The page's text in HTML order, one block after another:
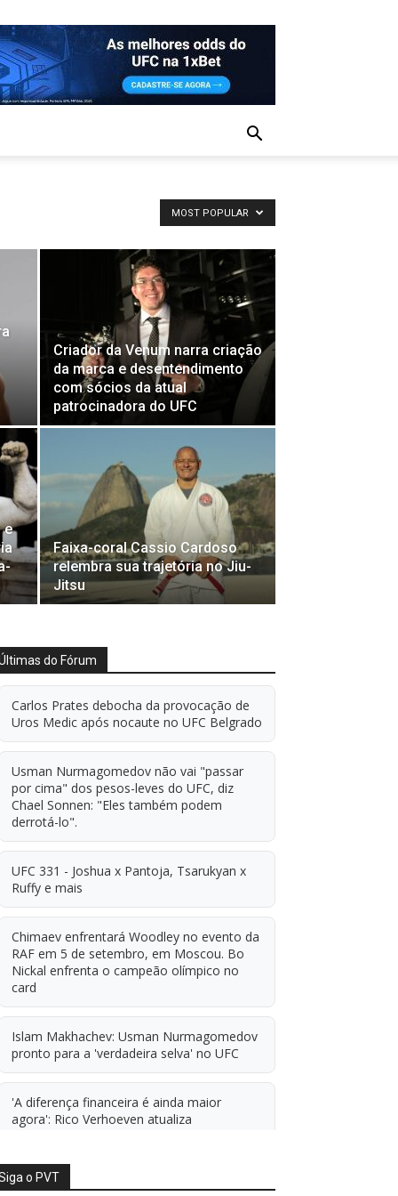
MOST POPULAR
Criador da Venum narra criação
da marca e desentendimento
com sócios da atual
patrocinadora do UFC
e
Faixa-coral Cassio Cardoso
relembra sua trajetória no Jiu-
Jitsu
do Fórum
Carlos Prates debocha da provocação de
Uros Medic após nocaute no UFC Belgrado
Usman Nurmagomedov não vai "passar
por cima" dos pesos-leves do UFC, diz
Chael Sonnen: "Eles também podem
derrotá-lo".
UFC 331 - Joshua x Pantoja, Tsarukyan x
Ruffy e mais
Chimaev enfrentará Woodley no evento da
RAF em 5 de setembro, em Moscou. Bo
Nickal enfrenta o campeão olímpico no
card
Islam Makhachev: Usman Nurmagomedov
pronto para a 'verdadeira selva' no UFC
'A diferença financeira é ainda maior
agora': Rico Verhoeven atualiza
o PVT